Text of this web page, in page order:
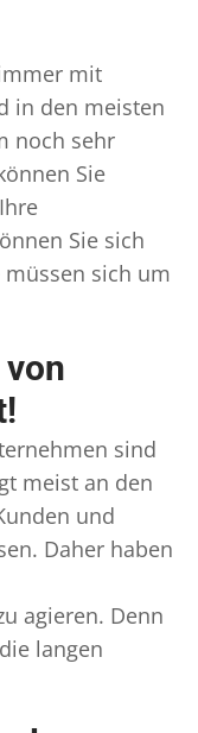
mit
in den meisten
noch sehr
Sie
Sie sich
sich um
sind
meist an den
und
Daher haben
agieren. Denn
langen